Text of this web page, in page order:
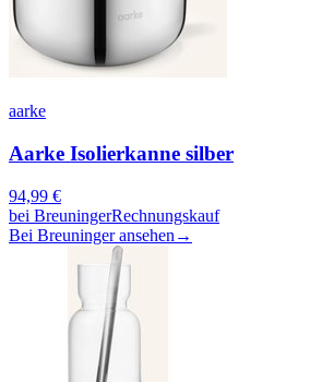
aarke
Aarke Isolierkanne silber
94,99 €
bei BreuningerRechnungskauf
Bei Breuninger ansehen →